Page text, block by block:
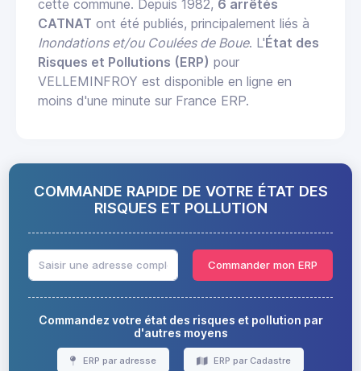
cette commune. Depuis 1982, 6 arrêtés
CATNAT ont été publiés, principalement liés à
Inondations et/ou Coulées de Boue. L'État des
Risques et Pollutions (ERP) pour
VELLEMINFROY est disponible en ligne en
moins d'une minute sur France ERP.
COMMANDE RAPIDE DE VOTRE ÉTAT DES
RISQUES ET POLLUTION
Commander mon ERP
Commandez votre état des risques et pollution par
d'autres moyens
ERP par adresse ERP par Cadastre